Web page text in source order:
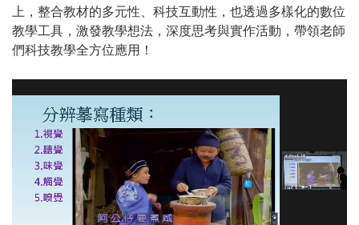
上，整合教材的多元性、科技互動性，也透過多樣化的數位
教學工具，激發教學想法，深度思考與實作活動，帶領老師
們科技教學全方位應用！